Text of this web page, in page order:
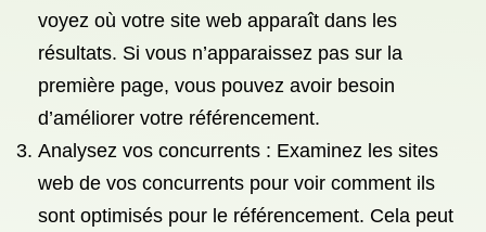
voyez où votre site web apparaît dans les
résultats. Si vous n’apparaissez pas sur la
première page, vous pouvez avoir besoin
d’améliorer votre référencement.
Analysez vos concurrents : Examinez les sites
web de vos concurrents pour voir comment ils
sont optimisés pour le référencement. Cela peut